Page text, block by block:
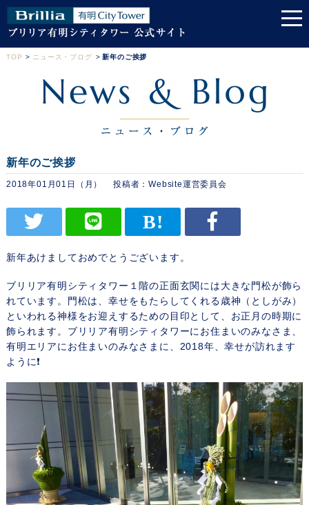
TOP > ニュース・ブログ > 新年のご挨拶
新年のご挨拶
2018年01月01日（月） Website運営委員会
新年あけましておめでとうございます。
ブリリア有明シティタワー１階の正面玄関には大きな門松が飾ら
れています。門松は、幸せをもたらしてくれる歳神（としがみ）
といわれる神様をお迎えするための目印として、お正月の時期に
飾られます。ブリリア有明シティタワーにお住まいのみなさま、
有明エリアにお住まいのみなさまに、2018年、幸せが訪れます
ように❗️